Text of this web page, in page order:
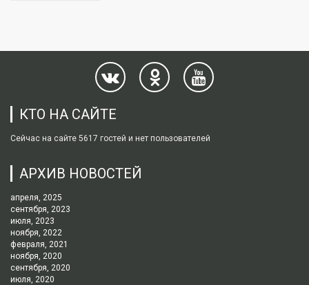
КТО НА САЙТЕ
Сейчас на сайте 5617 гостей и нет пользователей
АРХИВ НОВОСТЕЙ
апреля, 2025
сентября, 2023
июля, 2023
ноября, 2022
февраля, 2021
ноября, 2020
сентября, 2020
июля, 2020